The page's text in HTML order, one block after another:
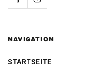
NAVIGATION
STARTSEITE